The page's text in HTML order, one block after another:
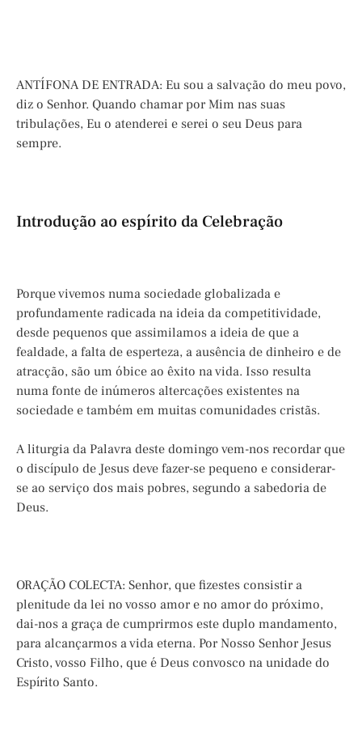
ANTÍFONA DE ENTRADA: Eu sou a salvação do meu povo,
diz o Senhor. Quando chamar por Mim nas suas
tribulações, Eu o atenderei e serei o seu Deus para
sempre.
Introdução ao espírito da Celebração
Porque vivemos numa sociedade globalizada e
profundamente radicada na ideia da competitividade,
desde pequenos que assimilamos a ideia de que a
fealdade, a falta de esperteza, a ausência de dinheiro e de
atracção, são um óbice ao êxito na vida. Isso resulta
numa fonte de inúmeros altercações existentes na
sociedade e também em muitas comunidades cristãs.
A liturgia da Palavra deste domingo vem-nos recordar que
o discípulo de Jesus deve fazer-se pequeno e considerar-
se ao serviço dos mais pobres, segundo a sabedoria de
Deus.
ORAÇÃO COLECTA: Senhor, que fizestes consistir a
plenitude da lei no vosso amor e no amor do próximo,
dai-nos a graça de cumprirmos este duplo mandamento,
para alcançarmos a vida eterna. Por Nosso Senhor Jesus
Cristo, vosso Filho, que é Deus convosco na unidade do
Espírito Santo.